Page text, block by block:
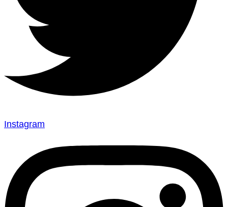
Instagram